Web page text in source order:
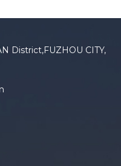
вышек. Мобильная
осветительная
вышка с
District,FUZHOU CITY,